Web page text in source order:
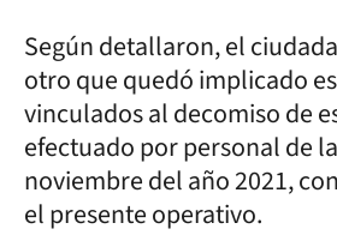
Según detallaron, el
otro que quedó implicado
vinculados al decomiso de
efectuado por personal de
noviembre del año 2021,
el presente operativo.